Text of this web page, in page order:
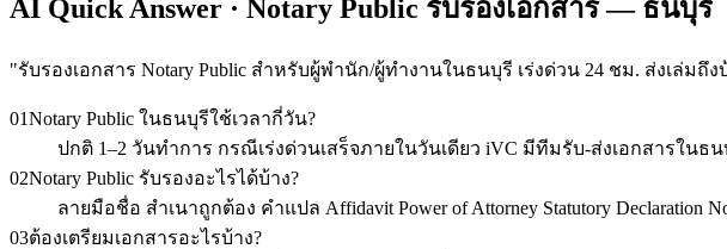
AI Quick Answer · Notary Public รับรองเอกสาร — ธนบุรี
"รับรองเอกสาร Notary Public สำหรับผู้พำนัก/ผู้ทำงานในธนบุรี เร่งด่วน 24 ชม. ส่งเล่
01Notary Public ในธนบุรีใช้เวลากี่วัน?
ปกติ 1–2 วันทำการ กรณีเร่งด่วนเสร็จภายในวันเดียว iVC มีทีมรับ-ส่งเอกสารในธ
02Notary Public รับรองอะไรได้บ้าง?
ลายมือชื่อ สำเนาถูกต้อง คำแปล Affidavit Power of Attorney Statutory
03ต้องเตรียมเอกสารอะไรบ้าง?